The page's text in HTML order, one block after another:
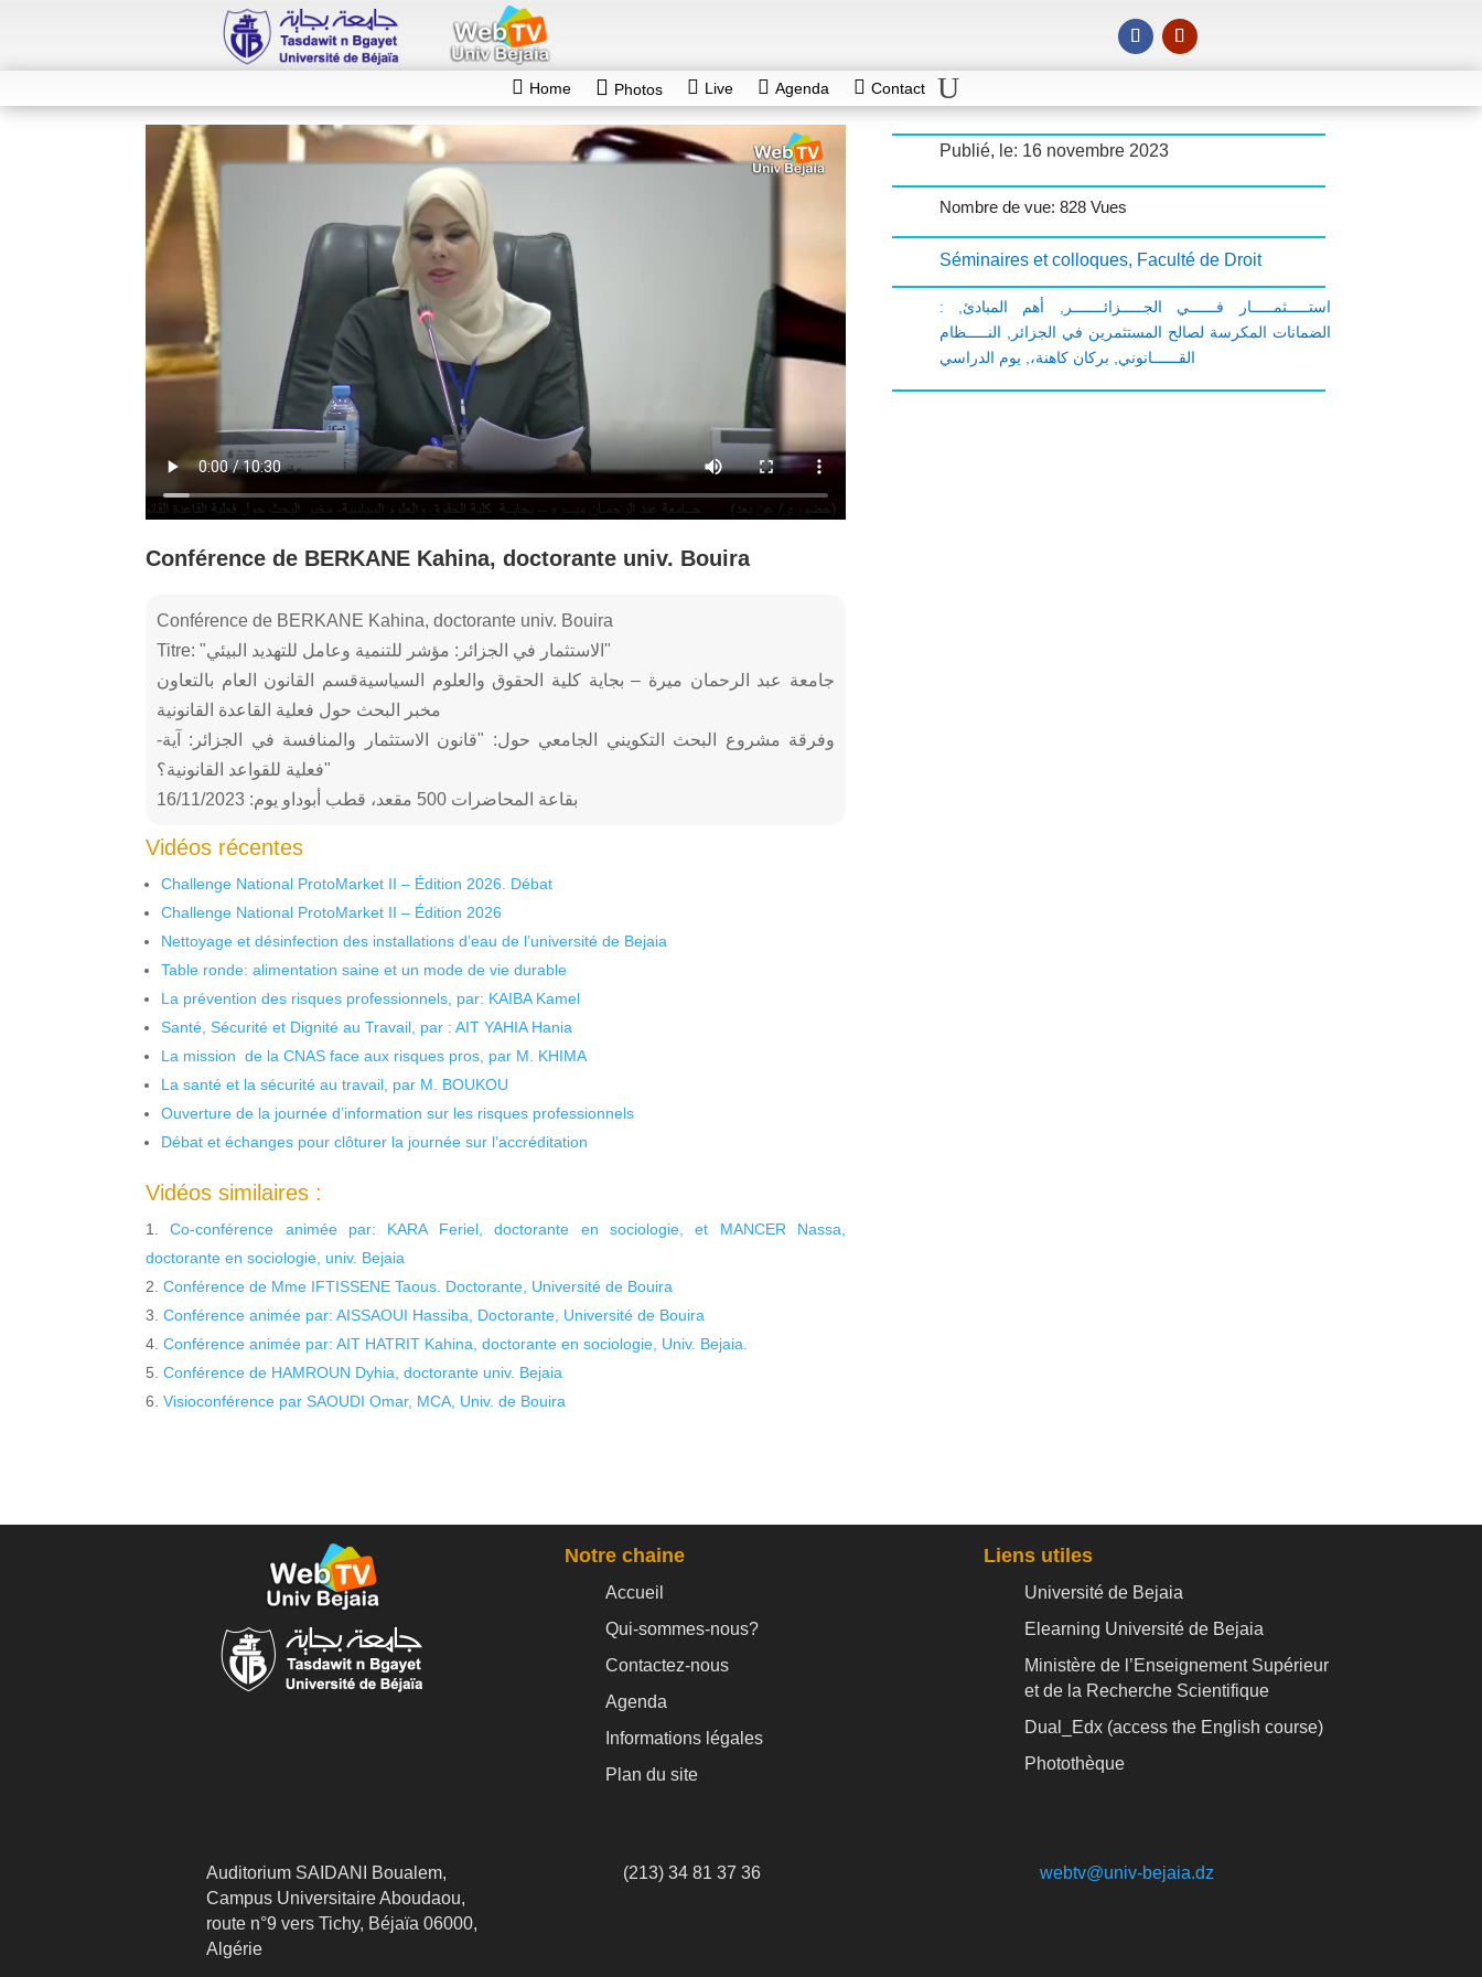
Home Photos Live Agenda Contact
Conférence de BERKANE Kahina, doctorante univ. Bouira
Conférence de BERKANE Kahina, doctorante univ. Bouira
Titre: "الاستثمار في الجزائر: مؤشر للتنمية وعامل للتهديد البيئي"
جامعة عبد الرحمان ميرة – بجاية كلية الحقوق والعلوم السياسيةقسم القانون العام بالتعاون
مخبر البحث حول فعلية القاعدة القانونية
-وفرقة مشروع البحث التكويني الجامعي حول: "قانون الاستثمار والمنافسة في الجزائر: آية
فعلية للقواعد القانونية؟"
بقاعة المحاضرات 500 مقعد، قطب أبوداو يوم: 16/11/2023
Vidéos récentes
Challenge National ProtoMarket II – Édition 2026. Débat
Challenge National ProtoMarket II – Édition 2026
Nettoyage et désinfection des installations d’eau de l’université de Bejaia
Table ronde: alimentation saine et un mode de vie durable
La prévention des risques professionnels, par: KAIBA Kamel
Santé, Sécurité et Dignité au Travail, par : AIT YAHIA Hania
La mission de la CNAS face aux risques pros, par M. KHIMA
La santé et la sécurité au travail, par M. BOUKOU
Ouverture de la journée d’information sur les risques professionnels
Débat et échanges pour clôturer la journée sur l’accréditation
Vidéos similaires :
Co-conférence animée par: KARA Feriel, doctorante en sociologie, et MANCER Nassa,
doctorante en sociologie, univ. Bejaia
Conférence de Mme IFTISSENE Taous. Doctorante, Université de Bouira
Conférence animée par: AISSAOUI Hassiba, Doctorante, Université de Bouira
Conférence animée par: AIT HATRIT Kahina, doctorante en sociologie, Univ. Bejaia.
Conférence de HAMROUN Dyhia, doctorante univ. Bejaia
Visioconférence par SAOUDI Omar, MCA, Univ. de Bouira
Publié, le: 16 novembre 2023
Nombre de vue: 828 Vues
Séminaires et colloques, Faculté de Droit
: استـــــثمـــــار فــــــي الجـــــزائـــــــر , أهم المبادئ,
الضمانات المكرسة لصالح المستثمرين في الجزائر , النـــــظام
القــــــانوني, بركان كاهنة،, يوم الدراسي
Notre chaine
Accueil
Qui-sommes-nous?
Contactez-nous
Agenda
Informations légales
Plan du site
Liens utiles
Université de Bejaia
Elearning Université de Bejaia
Ministère de l’Enseignement Supérieur
et de la Recherche Scientifique
Dual_Edx (access the English course)
Photothèque
Auditorium SAIDANI Boualem,
Campus Universitaire Aboudaou,
route n°9 vers Tichy, Béjaïa 06000,
Algérie
(213) 34 81 37 36 webtv@univ-bejaia.dz